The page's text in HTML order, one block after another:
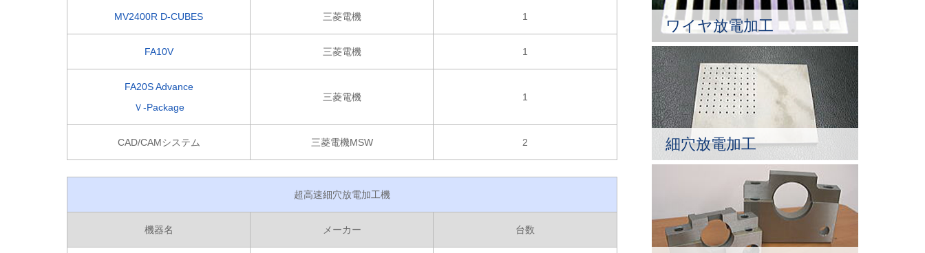
MV2400R D-CUBES 三菱電機 1
FA10V 三菱電機 1
FA20S Advance
Ｖ-Package
三菱電機 1
CAD/CAMシステム 三菱電機MSW 2
超高速細穴放電加工機
機器名 メーカー 台数
ワイヤ放電加工
細穴放電加工